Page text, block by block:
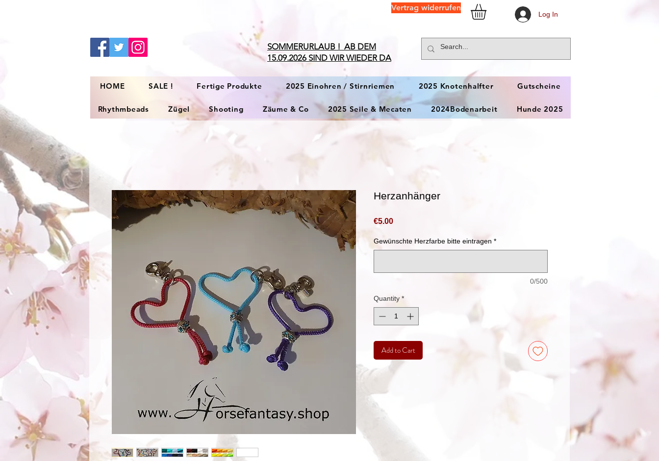
Vertrag widerrufen
Log In
​SOMMERURLAUB ! AB DEM
15.09.2026 SIND WIR WIEDER DA
HOME SALE ! Fertige Produkte 2025 Einohren / Stirnriemen 2025 Knotenhalfter Gutscheine
Rhythmbeads Zügel Shooting Zäume & Co 2025 Seile & Mecaten 2024Bodenarbeit Hunde 2025
Herzanhänger
€5.00Price
Gewünschte Herzfarbe bitte eintragen *
0/500
Quantity *
Add to Cart